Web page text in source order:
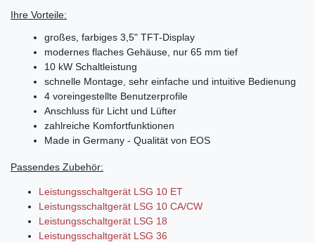
Ihre Vorteile:
großes, farbiges 3,5" TFT-Display
modernes flaches Gehäuse, nur 65 mm tief
10 kW Schaltleistung
schnelle Montage, sehr einfache und intuitive Bedienung
4 voreingestellte Benutzerprofile
Anschluss für Licht und Lüfter
zahlreiche Komfortfunktionen
Made in Germany - Qualität von EOS
Passendes Zubehör:
Leistungsschaltgerät LSG 10 ET
Leistungsschaltgerät LSG 10 CA/CW
Leistungsschaltgerät LSG 18
Leistungsschaltgerät LSG 36